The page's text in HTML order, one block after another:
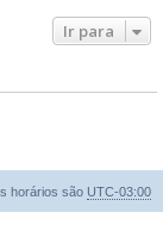
Ir para
horários são UTC-03:00